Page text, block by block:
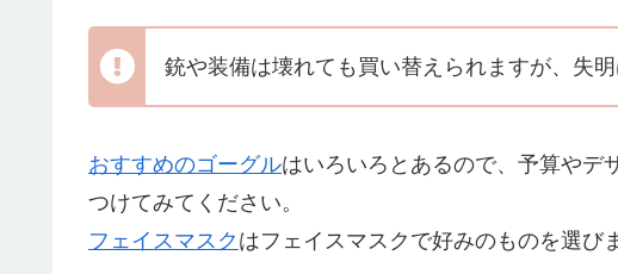
銃や装備は壊れても買い替えられますが、 失
おすすめのゴーグルはいろいろとあるので、予算やデ
つけてみてください。
フェイスマスク はフェイスマスクで好みのものを選び